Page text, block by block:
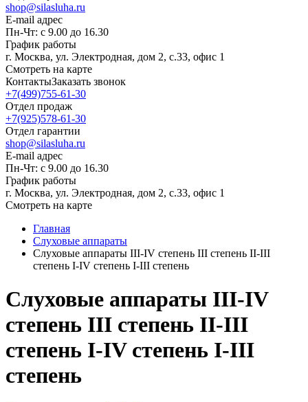
shop@silasluha.ru
E-mail адрес
Пн-Чт: с 9.00 до 16.30
График работы
г. Москва, ул. Электродная, дом 2, с.33, офис 1
Смотреть на карте
КонтактыЗаказать звонок
+7(499)755-61-30
Отдел продаж
+7(925)578-61-30
Отдел гарантии
shop@silasluha.ru
E-mail адрес
Пн-Чт: с 9.00 до 16.30
График работы
г. Москва, ул. Электродная, дом 2, с.33, офис 1
Смотреть на карте
Главная
Слуховые аппараты
Слуховые аппараты III-IV степень III степень II-III
степень I-IV степень I-III степень
Слуховые аппараты III-IV
степень III степень II-III
степень I-IV степень I-III
степень